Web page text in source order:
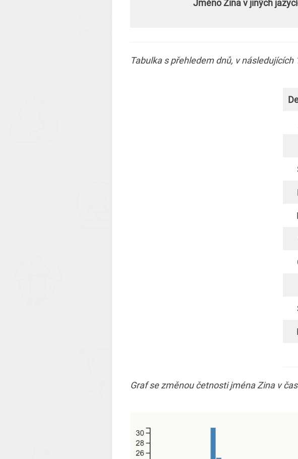
Jméno Zina v jiných
Tabulka s přehledem dnů, v
Graf se změnou četnosti jména Zina v